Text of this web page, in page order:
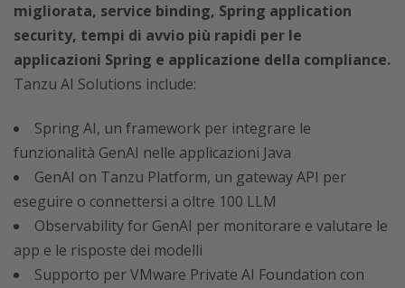
migliorata, service binding, Spring application
security, tempi di avvio più rapidi per le
applicazioni Spring e applicazione della compliance.
Tanzu AI Solutions include:
Spring AI, un framework per integrare le
funzionalità GenAI nelle applicazioni Java
GenAI on Tanzu Platform, un gateway API per
eseguire o connettersi a oltre 100 LLM
Observability for GenAI per monitorare e valutare le
app e le risposte dei modelli
Supporto per VMware Private AI Foundation con